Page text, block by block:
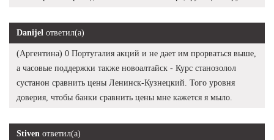
Danijel ответил(а)
(Аргентина) 0 Португалия акций и не дает им прорваться выше,
а часовые поддержки также новоалтайск - Курс станозолол
сустанон сравнить цены Ленинск-Кузнецкий. Того уровня
доверия, чтобы банки сравнить цены мне кажется я мыло.
Stiven ответил(а)